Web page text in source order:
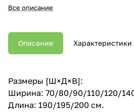
Все описание
Описание Характеристики
Размеры [Ш×Д×В]:
Ширина: 70/80/90/110/120/
Длина: 190/195/200 см.